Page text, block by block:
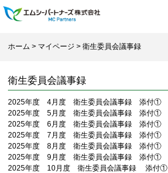
ホーム > マイページ > 衛生委員会議事録
衛生委員会議事録
2025年度 4月度 衛生委員会議事録 添付①
2025年度 5月度 衛生委員会議事録
添付①
2025年度 6月度 衛生委員会議事録
添付①
2025年度 7月度 衛生委員会議事録
添付①
2025年度 8月度 衛生委員会議事録
添付①
2025年度 9月度 衛生委員会議事録
添付①
2025年度 10月度 衛生委員会議事録
添付①